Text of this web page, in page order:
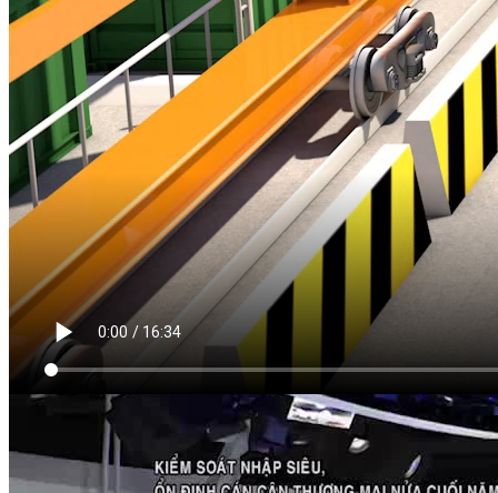
Chia sẻ
Trong thời gian gần đây, xanh hóa cảng biển đang là xu hướng của
thế giới và Việt Nam cũng không nằm ngoài xu hướng này.
Việc giảm phát thải tại cảng biển không chỉ làm tăng hiệu quả kinh
tế biển mà còn góp phần bảo đảm cho việc các doanh nghiệp có cơ
hội đầu tư thay thế dây chuyền lạc hậu bằng dây chuyền công nghệ
hiệu suất cao, tiết kiệm năng lượng, tốt cho môi trường.
Vậy thực trạng phát triển hệ thống cảng biển xanh quốc gia hiện
đang ra sao?
VIDEO LIÊN QUAN
Xem thêm